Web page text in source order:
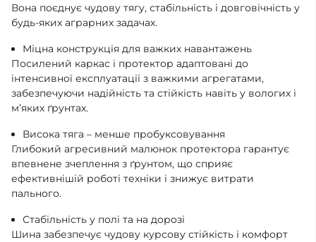
Вона поєднує чудову тягу, стабільність і довговічність у
будь-яких аграрних задачах.
Міцна конструкція для важких навантажень
Посилений каркас і протектор адаптовані до
інтенсивної експлуатації з важкими агрегатами,
забезпечуючи надійність та стійкість навіть у вологих і
м’яких ґрунтах.
Висока тяга – менше пробуксовування
Глибокий агресивний малюнок протектора гарантує
впевнене зчеплення з ґрунтом, що сприяє
ефективнішій роботі техніки і знижує витрати
пального.
Стабільність у полі та на дорозі
Шина забезпечує чудову курсову стійкість і комфорт